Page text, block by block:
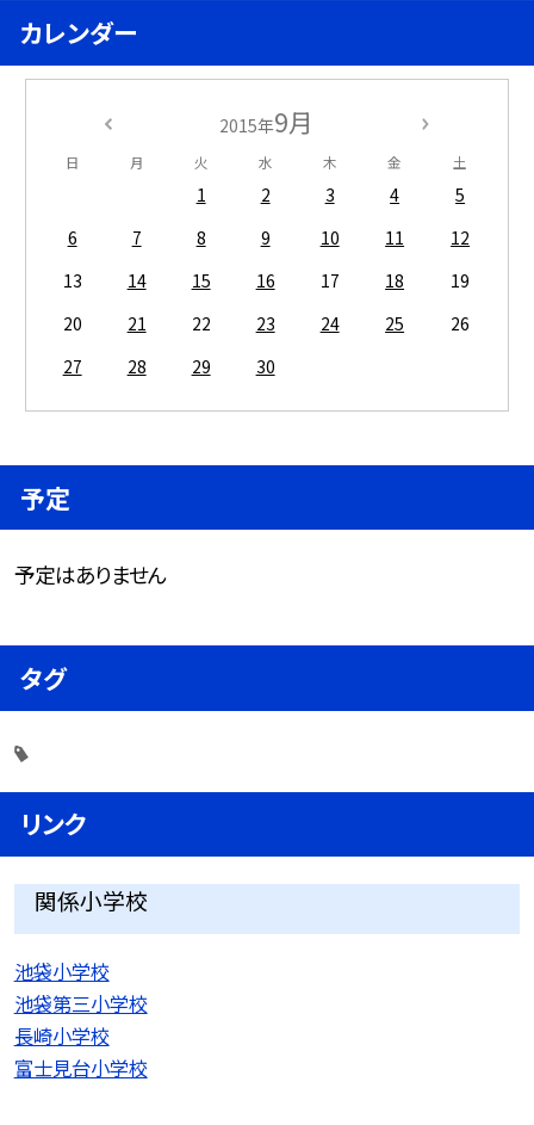
カレンダー
2015年9月
日 月 火 水 木 金 土
1 2 3 4
5
6
7 8 9 10 11
12
13
14 15 16 17 18
19
20
21 22 23 24 25
26
27
28 29 30
予定
予定はありません
タグ
リンク
関係小学校
池袋小学校
池袋第三小学校
長崎小学校
富士見台小学校